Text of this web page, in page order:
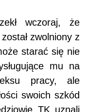
wczoraj, że
zwolniony z
starać się nie
mu na
pracy, ale
swoich szkód
TK uznali